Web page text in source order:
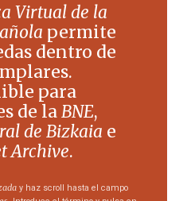
y unos breves ejercicios
en ese año, fueron
de lengua castellana
la medalla de oro en la
En el primer año del
una obra titulada
una serie de textos
destinados a las
José de Costa Rica) y en
Virtual de la
permite
dentro de
para
de laBNE,
de Bizkaia e
Archive.
y haz scroll hasta el campo